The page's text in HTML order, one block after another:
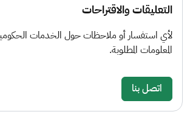
التعليقات والاقتراحات
لأي استفسار أو ملاحظات حول الخدمات
المعلومات المطلوبة.
اتصل بنا